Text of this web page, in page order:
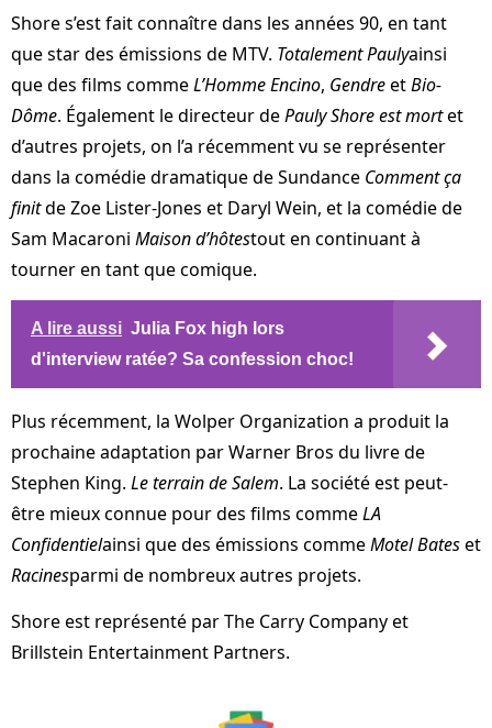
Shore s’est fait connaître dans les années 90, en tant
que star des émissions de MTV. Totalement Paulyainsi
que des films commeL’Homme Encino, GendreetBio-
Dôme. Également le directeur dePauly Shore est mortet
d’autres projets, on l’a récemment vu se représenter
dans la comédie dramatique de Sundance Comment ça
finitde Zoe Lister-Jones et Daryl Wein, et la comédie de
Sam Macaroni Maison d’hôtestout en continuant à
tourner en tant que comique.
A lire aussi Julia Fox high lors
d'interview ratée? Sa confession choc!
Plus récemment, la Wolper Organization a produit la
prochaine adaptation par Warner Bros du livre de
Stephen King. Le terrain de Salem. La société est peut-
être mieux connue pour des films commeLA
Confidentielainsi que des émissions commeMotel Bateset
Racinesparmi de nombreux autres projets.
Shore est représenté par The Carry Company et
Brillstein Entertainment Partners.